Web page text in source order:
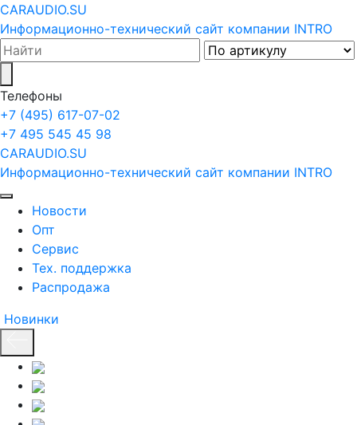
CARAUDIO.SU
Информационно-технический сайт компании INTRO
Телефоны
+7 (495) 617-07-02
+7 495 545 45 98
CARAUDIO.SU
Информационно-технический сайт компании INTRO
Новости
Опт
Сервис
Тех. поддержка
Распродажа
Новинки